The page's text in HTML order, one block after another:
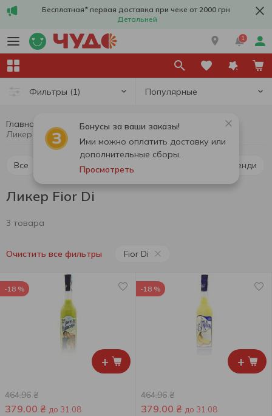
Бесплатная* первая доставка при чеке от 2000 грн
Детальней
1
Фильтры (1) Популярные
Бонусы за ваши заказы!
Ими можно оплатить доставку или
дополнительные сборы.
Просмотреть
Главная Алкоголь Крепкий алкоголь
Ликер Fior Di
Все Коньяк и бренди
Ликер Fior Di
3 товара
Очистить все фильтры Fior Di
+
-18 %
464.96 ₴
379.00 ₴ до 31.08
+
-18 %
464.96 ₴
379.00 ₴ до 31.08